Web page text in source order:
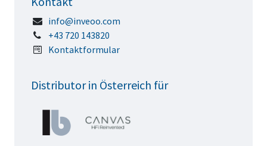
Distributor in Österreich für
info@inveoo.com
+43 720 143820
Kontaktformular